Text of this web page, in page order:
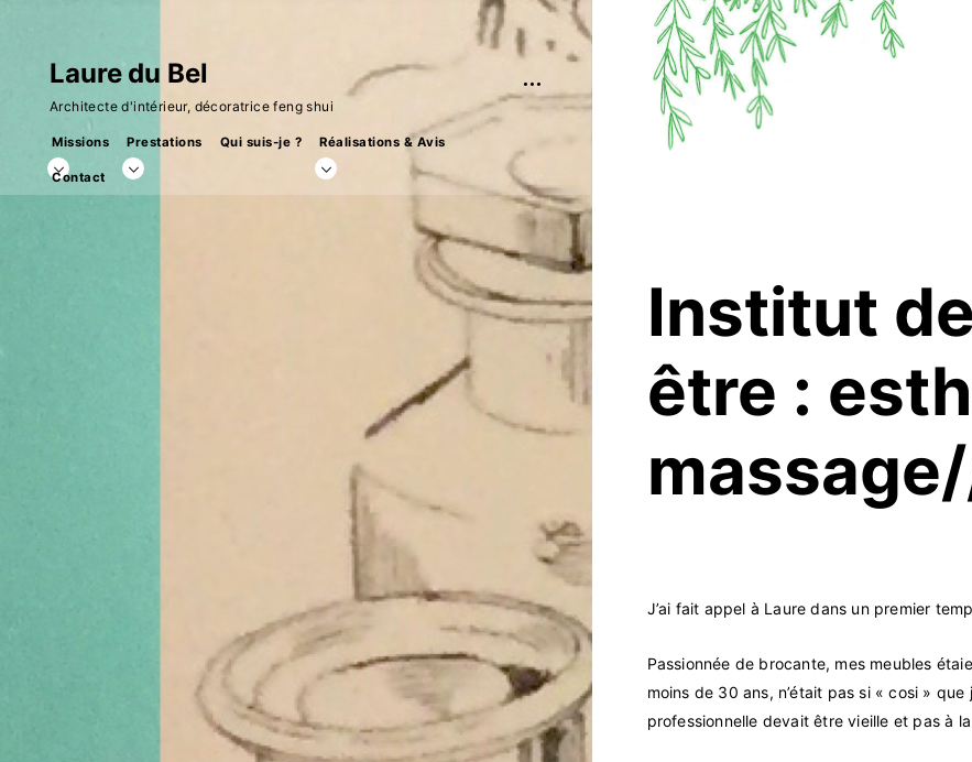
Laure du Bel
Architecte d'intérieur, décoratrice feng shui
Missions
toggle
child
Prestations
toggle
child
Qui suis-je ? Réalisations & Avis
toggle
child
Contact
open
sidebar
Institut
être :
J’ai fait appel à Laure dans un premier
Passionnée de brocante, mes meubles
moins de 30 ans, n’était pas si « cosi »
professionnelle devait être vieille et pas à